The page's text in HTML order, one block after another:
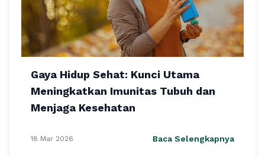
Gaya Hidup Sehat: Kunci Utama
Meningkatkan Imunitas Tubuh dan
Menjaga Kesehatan
18 Mar 2026 Baca Selengkapnya